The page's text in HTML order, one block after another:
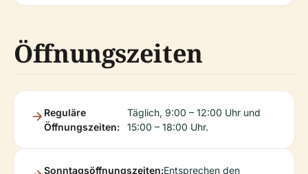
Öffnungszeiten
Reguläre
Öffnungszeiten:
Täglich, 9:00 – 12:00 Uhr und
15:00 – 18:00 Uhr.
Sonntagsöffnungszeiten:Entsprechen den